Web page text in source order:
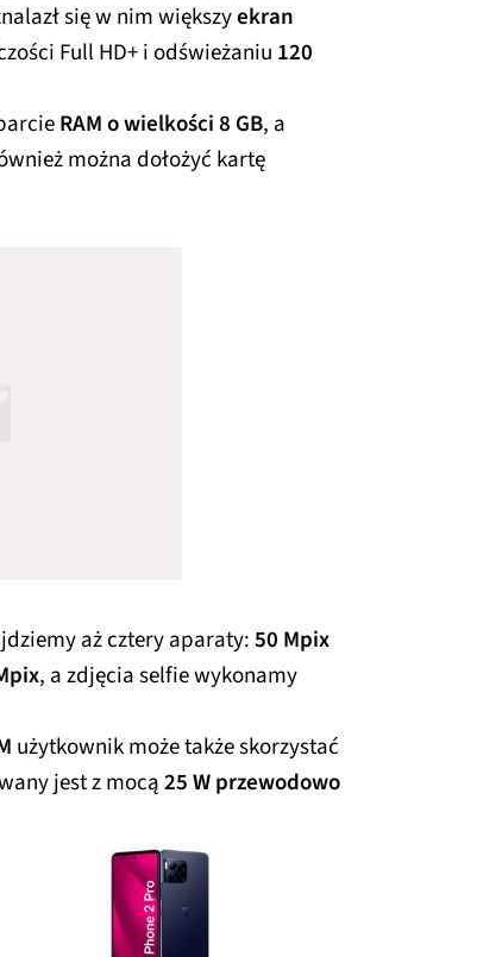
się w nim większyekran
Full HD+ i odświeżaniu 120
RAM o wielkości 8 GB, a
można dołożyć kartę
aż cztery aparaty:50 Mpix
, a zdjęcia selfie wykonamy
użytkownik może także skorzystać
jest z mocą25 W przewodowo